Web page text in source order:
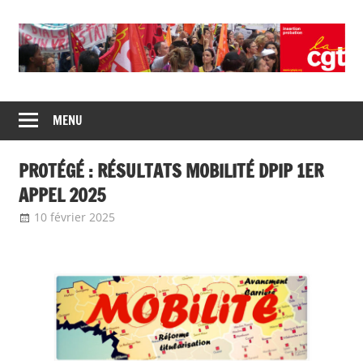
CGT
insertion
probation
de
syndicats
CGT
insertion
probation
MENU
PROTÉGÉ : RÉSULTATS MOBILITÉ DPIP 1ER
APPEL 2025
10 février 2025